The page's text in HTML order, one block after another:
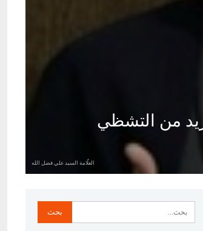
من التشظي
العلّامة السيد علي فضل الله